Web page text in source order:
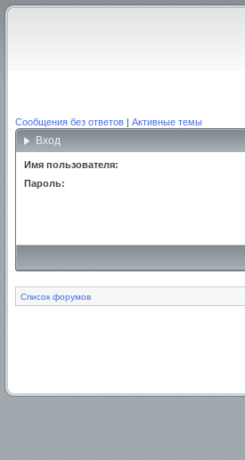
Сообщения без ответов | Активные темы
Вход
Имя пользователя:
Пароль:
Список форумов